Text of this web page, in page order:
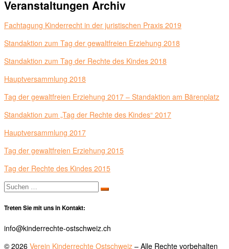
Veranstaltungen Archiv
Fachtagung Kinderrecht in der juristischen Praxis 2019
Standaktion zum Tag der gewaltfreien Erziehung 2018
Standaktion zum Tag der Rechte des Kindes 2018
Hauptversammlung 2018
Tag der gewaltfreien Erziehung 2017 – Standaktion am Bärenplatz
Standaktion zum „Tag der Rechte des Kindes“ 2017
Hauptversammlung 2017
Tag der gewaltfreien Erziehung 2015
Tag der Rechte des Kindes 2015
Suche
Suchen …
Treten Sie mit uns in Kontakt:
info@kinderrechte-ostschweiz.ch
© 2026 Verein Kinderrechte Ostschweiz – Alle Rechte vorbehalten